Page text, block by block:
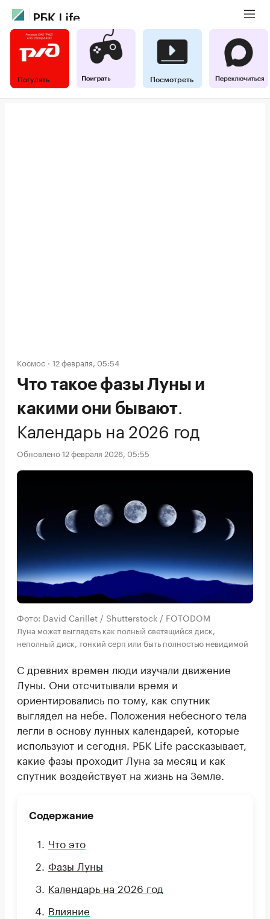
Погулять Посмотреть
Космос 12 февраля, 05:54
Что такое фазы Луны и
какими они бывают.
Календарь на 2026 год
Обновлено 12 февраля 2026, 05:55
Фото: David Carillet / Shutterstock / FOTODOM
Луна может выглядеть как полный светящийся диск,
неполный диск, тонкий серп или быть полностью невидимой
С древних времен люди изучали движение
Луны. Они отсчитывали время и
ориентировались по тому, как спутник
выглядел на небе. Положения небесного тела
легли в основу лунных календарей, которые
используют и сегодня. РБК Life рассказывает,
какие фазы проходит Луна за месяц и как
спутник воздействует на жизнь на Земле.
Содержание
Что это
Фазы Луны
Календарь на 2026 год
Влияние